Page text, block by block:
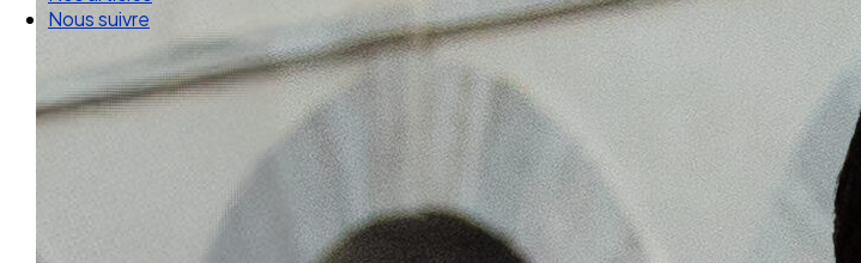
Nous suivre